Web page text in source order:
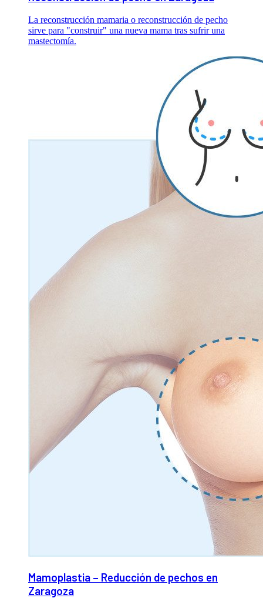
La reconstrucción mamaria o reconstrucción de pecho
sirve para "construir" una nueva mama tras sufrir una
mastectomía.
Mamoplastia – Reducción de pechos en
Zaragoza